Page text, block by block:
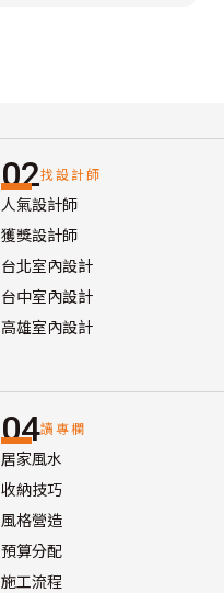
02找設計師
人氣設計師
獲獎設計師
台北室內設計
台中室內設計
高雄室內設計
04讀專欄
居家風水
收納技巧
風格營造
預算分配
施工流程